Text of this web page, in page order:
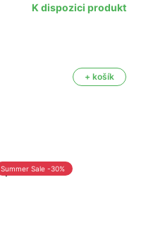
K dispozici produkt
+ košík
Summer Sale -30%